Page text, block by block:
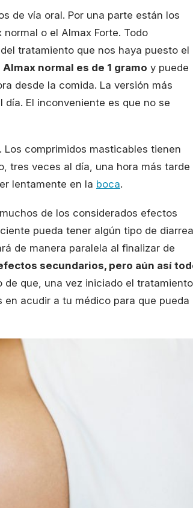
de vía oral. Por una parte están los
o el Almax Forte. Todo
tratamiento que nos haya puesto el
normal es de 1 gramo y puede
desde la comida. La versión más
El inconveniente es que no se
. Los comprimidos masticables tienen
tres veces al día, una hora más tarde
lentamente en la boca.
de los considerados efectos
pueda tener algún tipo de diarrea
de manera paralela al finalizar de
secundarios, pero aún así
de que, una vez iniciado el tratamiento
acudir a tu médico para que pueda